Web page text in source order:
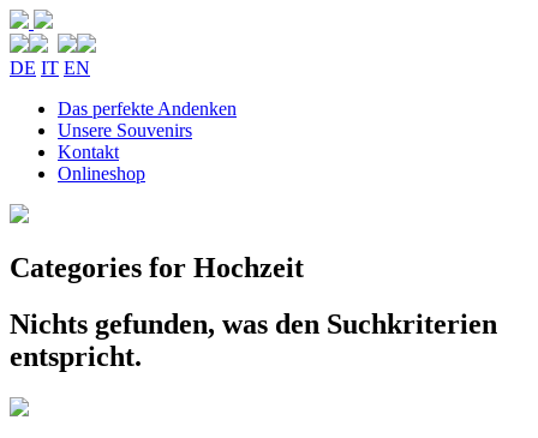
DE IT EN
Das perfekte Andenken
Unsere Souvenirs
Kontakt
Onlineshop
Categories for Hochzeit
Nichts gefunden, was den Suchkriterien
entspricht.